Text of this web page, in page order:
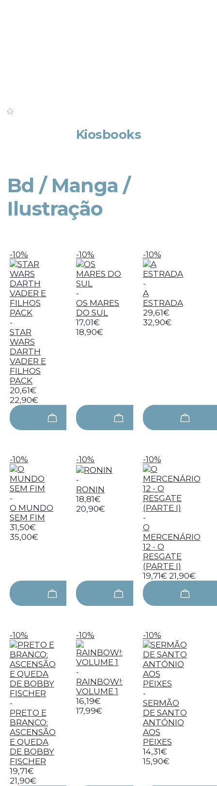
Kiosbooks
Bd / Manga /
Ilustração
-10%
-
STAR
WARS
DARTH
VADER E
FILHOS
PACK
20,61€
22,90€
-10%
-
OS MARES
DO SUL
17,01€
18,90€
-10%
-
A
ESTRADA
29,61€
32,90€
-10%
-
O MUNDO
SEM FIM
31,50€
35,00€
-10%
-
RONIN
18,81€
20,90€
-10%
-
O
MERCENÁRIO
12 - O
RESGATE
(PARTE I)
19,71€ 21,90€
-10%
-
PRETO E
BRANCO:
ASCENSÃO
E QUEDA
DE BOBBY
FISCHER
19,71€
21,90€
-10%
-
RAINBOW!:
VOLUME 1
16,19€
17,99€
-10%
-
SERMÃO
DE SANTO
ANTÓNIO
AOS
PEIXES
14,31€
15,90€